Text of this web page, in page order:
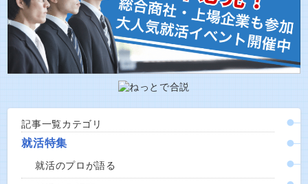
記事一覧カテゴリ
就活特集
就活のプロが語る